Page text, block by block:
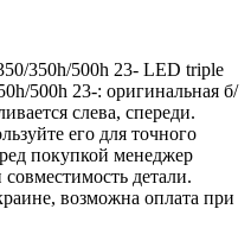
350h/500h 23- LED triple
500h 23-: оригинальная б/
слева, спереди.
его для точного
покупкой менеджер
детали.
возможна оплата при